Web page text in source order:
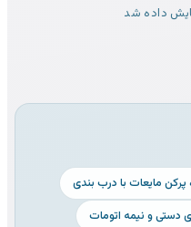
داده شد
پرکن مایعات با درب بندی
دستی و نیمه اتومات